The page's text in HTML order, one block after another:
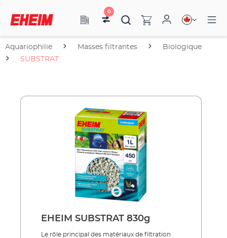
0
Aquariophilie Masses filtrantes
Biologique
SUBSTRAT
EHEIM SUBSTRAT 830g
Le rôle principal des matériaux de filtration